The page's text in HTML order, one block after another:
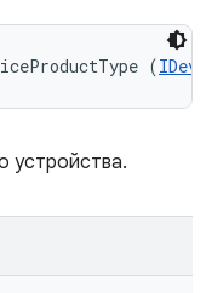
(
устройства.